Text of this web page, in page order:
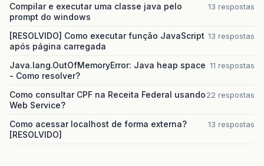
Compilar e executar uma classe java pelo
prompt do windows
13 respostas
[RESOLVIDO] Como executar função JavaScript
após página carregada
13 respostas
Java.lang.OutOfMemoryError: Java heap space
- Como resolver?
11 respostas
Como consultar CPF na Receita Federal usando
Web Service?
22 respostas
Como acessar localhost de forma externa?
[RESOLVIDO]
13 respostas